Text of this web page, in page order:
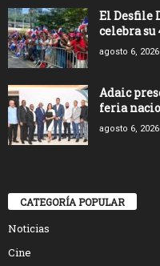
El Desfile
celebra su
agosto 6, 2026
Adaic
feria
agosto 6, 2026
CATEGORÍA POPULAR
Noticias
Cine